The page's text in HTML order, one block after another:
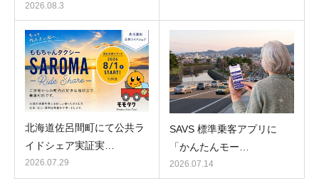
2026.08.3
北海道佐呂間町にて公共ラ
イドシェア実証実…
2026.07.29
SAVS 標準乗客アプリに
「かんたんモー…
2026.07.14